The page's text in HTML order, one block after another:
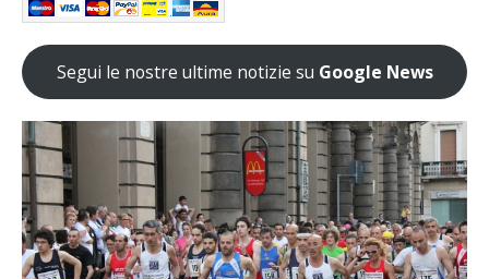
Segui le nostre ultime notizie su Google News